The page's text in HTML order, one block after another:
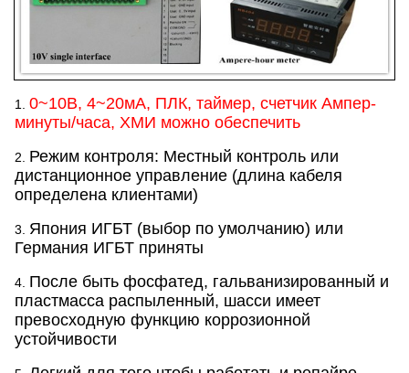
1. 0~10В, 4~20мА, ПЛК, таймер, счетчик Ампер-
минуты/часа, ХМИ можно обеспечить
2. Режим контроля: Местный контроль или
дистанционное управление (длина кабеля
определена клиентами)
3. Япония ИГБТ (выбор по умолчанию) или
Германия ИГБТ приняты
4. После быть фосфатед, гальванизированный и
пластмасса распыленный, шасси имеет
превосходную функцию коррозионной
устойчивости